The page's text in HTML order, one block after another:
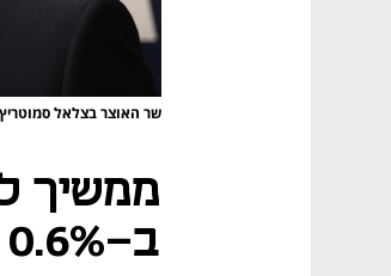
שר האוצר בצלאל
ממשיך
ב-0.6% לרמה של 4.8%